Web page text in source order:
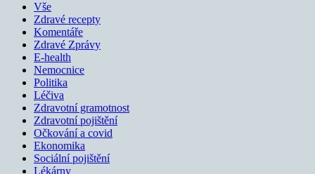
Vše
Zdravé recepty
Komentáře
Zdravé Zprávy
E-health
Nemocnice
Politika
Léčiva
Zdravotní gramotnost
Zdravotní pojištění
Očkování a covid
Ekonomika
Sociální pojištění
Lékárny